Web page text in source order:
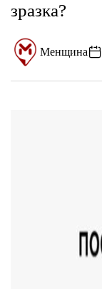
зразка?
Менщина